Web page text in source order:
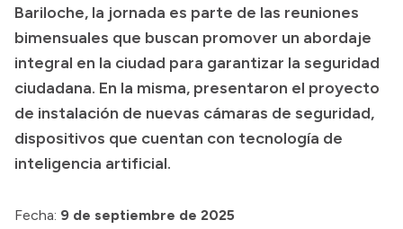
Consulta de expedientes
Consulta de pago a proveedores
Convocatorias
Intranet
Bariloche, la jornada es parte de las reuniones
bimensuales que buscan promover un abordaje
integral en la ciudad para garantizar la seguridad
ciudadana. En la misma, presentaron el proyecto
de instalación de nuevas cámaras de seguridad,
dispositivos que cuentan con tecnología de
inteligencia artificial.
Fecha: 9 de septiembre de 2025